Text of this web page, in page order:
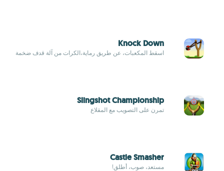
Knock Down
اسقط المكعبات، عن طريق رماية،الكرات من آلة قدف ضخمة
Slingshot Championship
تمرن على التصويب مع المقلاع
Castle Smasher
مستعد، صوب، أطلق!